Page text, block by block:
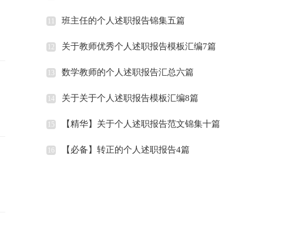
班主任的个人述职报告锦集五篇
12 关于教师优秀个人述职报告模板汇编7篇
13 数学教师的个人述职报告汇总六篇
14 关于关于个人述职报告模板汇编8篇
15 【精华】关于个人述职报告范文锦集十篇
16 【必备】转正的个人述职报告4篇